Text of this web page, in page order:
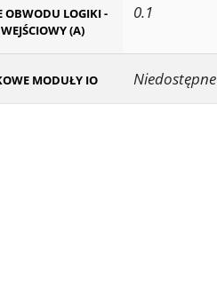
OBWODU LOGIKI -
(A)
0.1
MODUŁY IO Niedostępne